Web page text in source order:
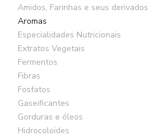
Amidos, Farinhas e seus derivados
Aromas
Especialidades Nutricionais
Extratos Vegetais
Fermentos
Fibras
Fosfatos
Gaseificantes
Gorduras e óleos
Hidrocoloides